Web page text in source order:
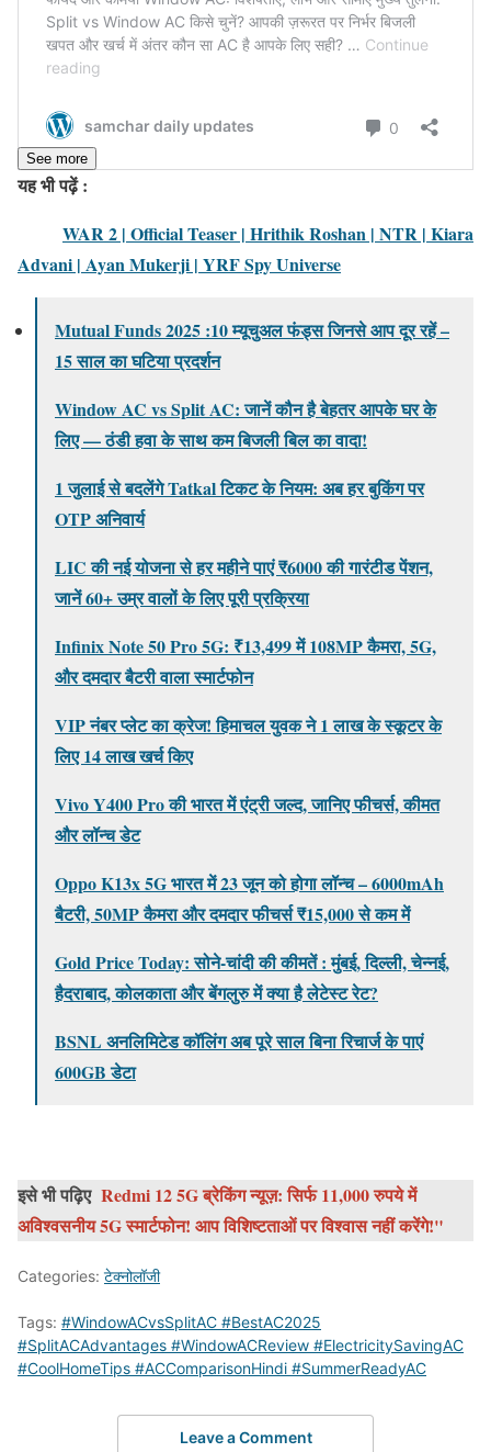
See more
यह भी पढ़ें :
WAR 2 | Official Teaser | Hrithik Roshan | NTR | Kiara
Advani | Ayan Mukerji | YRF Spy Universe
Mutual Funds 2025 :10 म्यूचुअल फंड्स जिनसे आप दूर रहें –
15 साल का घटिया प्रदर्शन
Window AC vs Split AC: जानें कौन है बेहतर आपके घर के
लिए — ठंडी हवा के साथ कम बिजली बिल का वादा!
1 जुलाई से बदलेंगे Tatkal टिकट के नियम: अब हर बुकिंग पर
OTP अनिवार्य
LIC की नई योजना से हर महीने पाएं ₹6000 की गारंटीड पेंशन,
जानें 60+ उम्र वालों के लिए पूरी प्रक्रिया
Infinix Note 50 Pro 5G: ₹13,499 में 108MP कैमरा, 5G,
और दमदार बैटरी वाला स्मार्टफोन
VIP नंबर प्लेट का क्रेज! हिमाचल युवक ने 1 लाख के स्कूटर के
लिए 14 लाख खर्च किए
Vivo Y400 Pro की भारत में एंट्री जल्द, जानिए फीचर्स, कीमत
और लॉन्च डेट
Oppo K13x 5G भारत में 23 जून को होगा लॉन्च – 6000mAh
बैटरी, 50MP कैमरा और दमदार फीचर्स ₹15,000 से कम में
Gold Price Today: सोने-चांदी की कीमतें : मुंबई, दिल्ली, चेन्नई,
हैदराबाद, कोलकाता और बेंगलुरु में क्या है लेटेस्ट रेट?
BSNL अनलिमिटेड कॉलिंग अब पूरे साल बिना रिचार्ज के पाएं
600GB डेटा
इसे भी पढ़िए Redmi 12 5G ब्रेकिंग न्यूज़: सिर्फ 11,000 रुपये में
अविश्वसनीय 5G स्मार्टफोन! आप विशिष्टताओं पर विश्वास नहीं करेंगे!"
Categories: टेक्नोलॉजी
Tags: #WindowACvsSplitAC #BestAC2025
#SplitACAdvantages #WindowACReview #ElectricitySavingAC
#CoolHomeTips #ACComparisonHindi #SummerReadyAC
Leave a Comment